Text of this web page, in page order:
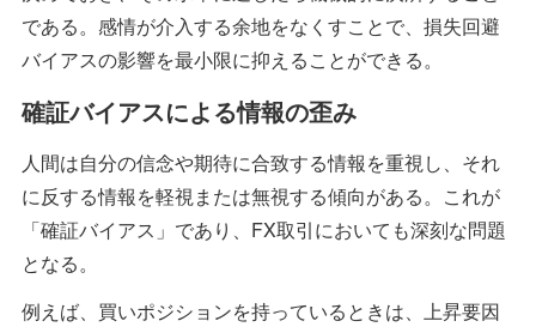
である。感情が介入する余地をなくすことで、損失回避
バイアスの影響を最小限に抑えることができる。
確証バイアスによる情報の歪み
人間は自分の信念や期待に合致する情報を重視し、それ
に反する情報を軽視または無視する傾向がある。これが
「確証バイアス」であり、FX取引においても深刻な問題
となる。
例えば、買いポジションを持っているときは、上昇要因